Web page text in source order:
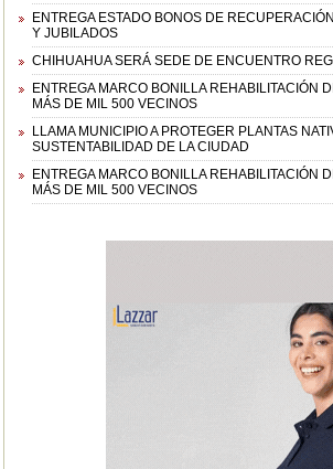
ENTREGA ESTADO BONOS DE
Y JUBILADOS
CHIHUAHUA SERÁ SEDE DE ENCUENTRO
ENTREGA MARCO BONILLA REHABILITACIÓN
MÁS DE MIL 500 VECINOS
LLAMA MUNICIPIO A PROTEGER PLANTAS
SUSTENTABILIDAD DE LA CIUDAD
ENTREGA MARCO BONILLA REHABILITACIÓN
MÁS DE MIL 500 VECINOS